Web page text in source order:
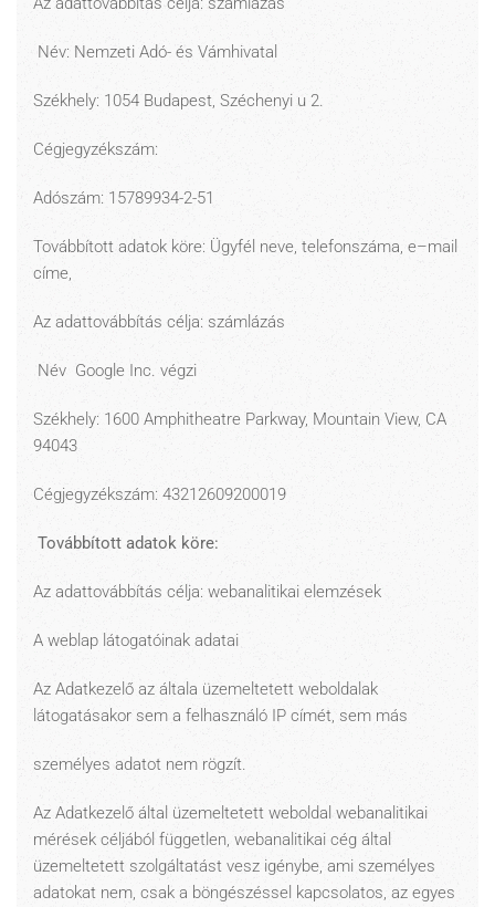
Név: Nemzeti Adó- és Vámhivatal
Székhely: 1054 Budapest, Széchenyi u 2.
Cégjegyzékszám:
Adószám: 15789934-2-51
Továbbított adatok köre: Ügyfél neve, telefonszáma, e–mail
címe,
Az adattovábbítás célja: számlázás
Név Google Inc. végzi
Székhely: 1600 Amphitheatre Parkway, Mountain View, CA
94043
Cégjegyzékszám: 43212609200019
Továbbított adatok köre:
Az adattovábbítás célja: webanalitikai elemzések
A weblap látogatóinak adatai
Az Adatkezelő az általa üzemeltetett weboldalak
látogatásakor sem a felhasználó IP címét, sem más
személyes adatot nem rögzít.
Az Adatkezelő által üzemeltetett weboldal webanalitikai
mérések céljából független, webanalitikai cég által
üzemeltetett szolgáltatást vesz igénybe, ami személyes
adatokat nem, csak a böngészéssel kapcsolatos, az egyes